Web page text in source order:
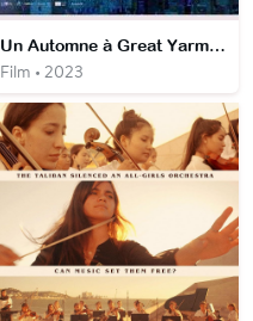
Un Automne à Great Yarmouth
Film • 2023